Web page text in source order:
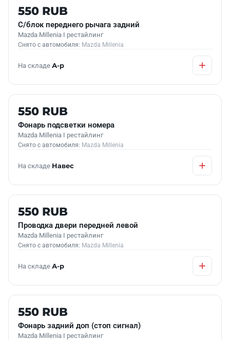
Б/У В НАЛИЧИИ
550 RUB
С/блок переднего рычага задний
Mazda Millenia I рестайлинг
Снято с автомобиля: Mazda Millenia
На складе А-р
Б/У В НАЛИЧИИ
550 RUB
Фонарь подсветки номера
Mazda Millenia I рестайлинг
Снято с автомобиля: Mazda Millenia
На складе Навес
Б/У В НАЛИЧИИ
550 RUB
Проводка двери передней левой
Mazda Millenia I рестайлинг
Снято с автомобиля: Mazda Millenia
На складе А-р
Б/У В НАЛИЧИИ
550 RUB
Фонарь задний доп (стоп сигнал)
Mazda Millenia I рестайлинг